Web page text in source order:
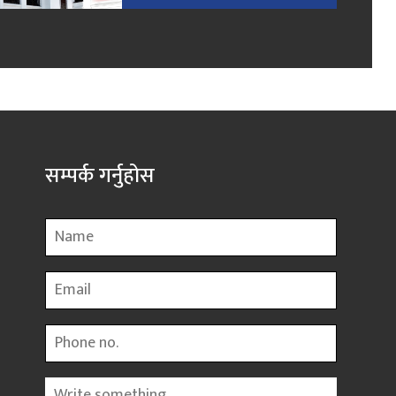
सम्पर्क गर्नुहोस
Name
Email
Phone
Message